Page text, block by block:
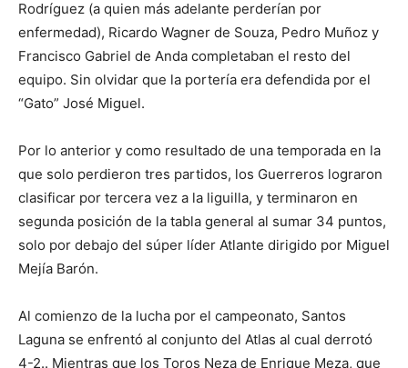
Rodríguez (a quien más adelante perderían por
enfermedad), Ricardo Wagner de Souza, Pedro Muñoz y
Francisco Gabriel de Anda completaban el resto del
equipo. Sin olvidar que la portería era defendida por el
“Gato” José Miguel.
Por lo anterior y como resultado de una temporada en la
que solo perdieron tres partidos, los Guerreros lograron
clasificar por tercera vez a la liguilla, y terminaron en
segunda posición de la tabla general al sumar 34 puntos,
solo por debajo del súper líder Atlante dirigido por Miguel
Mejía Barón.
Al comienzo de la lucha por el campeonato, Santos
Laguna se enfrentó al conjunto del Atlas al cual derrotó
4-2.. Mientras que los Toros Neza de Enrique Meza, que